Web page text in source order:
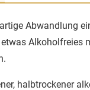
Abwandlung
Alkoholfreies
halbtrockener